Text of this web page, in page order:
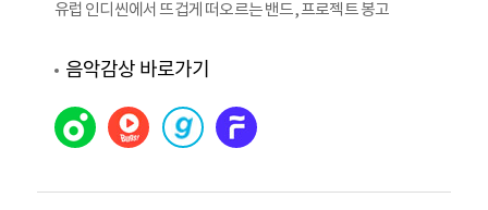
유럽 인디씬에서 뜨겁게 떠오르는 밴드, 프로젝트 봉고
음악감상 바로가기